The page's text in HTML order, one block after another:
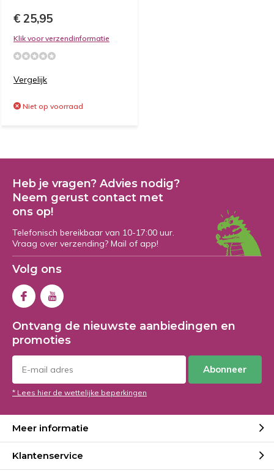
€ 25,95
Klik voor verzendinformatie
Vergelijk
Niet op voorraad
Heb je vragen? Advies nodig?
Neem gerust contact met
ons op!
Telefonisch bereikbaar van 10-17:00 uur.
Vraag over verzending? Mail of app!
Volg ons
Ontvang de nieuwste aanbiedingen en
promoties
Abonneer
* Lees hier de wettelijke beperkingen
Meer informatie
Klantenservice